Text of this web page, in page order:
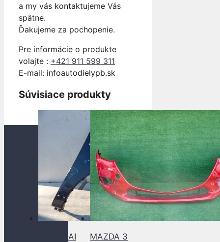
a my vás kontaktujeme Vás
spätne.
Ďakujeme za pochopenie.
Pre informácie o produkte
volajte : +421 911 599 311
E-mail: infoautodielypb.sk
Súvisiace produkty
HYUNDAI
MAZDA 3